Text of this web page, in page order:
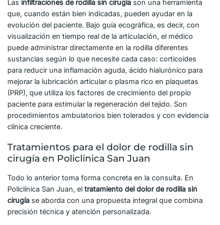
Las infiltraciones de rodilla sin cirugía son una herramienta
que, cuando están bien indicadas, pueden ayudar en la
evolución del paciente. Bajo guía ecográfica, es decir, con
visualización en tiempo real de la articulación, el médico
puede administrar directamente en la rodilla diferentes
sustancias según lo que necesite cada caso: corticoides
para reducir una inflamación aguda, ácido hialurónico para
mejorar la lubricación articular o plasma rico en plaquetas
(PRP), que utiliza los factores de crecimiento del propio
paciente para estimular la regeneración del tejido. Son
procedimientos ambulatorios bien tolerados y con evidencia
clínica creciente.
Tratamientos para el dolor de rodilla sin
cirugía en Policlínica San Juan
Todo lo anterior toma forma concreta en la consulta. En
Policlínica San Juan, el tratamiento del dolor de rodilla sin
cirugía se aborda con una propuesta integral que combina
precisión técnica y atención personalizada.